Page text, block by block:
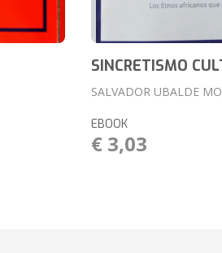
SINCRETISMO
SALVADOR UBALDE
EBOOK
€ 3,03